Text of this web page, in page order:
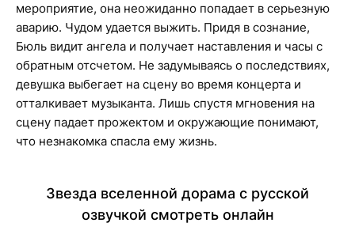
мероприятие, она неожиданно попадает в серьезную
аварию. Чудом удается выжить. Придя в сознание,
Бюль видит ангела и получает наставления и часы с
обратным отсчетом. Не задумываясь о последствиях,
девушка выбегает на сцену во время концерта и
отталкивает музыканта. Лишь спустя мгновения на
сцену падает прожектом и окружающие понимают,
что незнакомка спасла ему жизнь.
Звезда вселенной дорама с русской
озвучкой смотреть онлайн